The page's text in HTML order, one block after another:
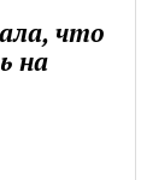
что
на